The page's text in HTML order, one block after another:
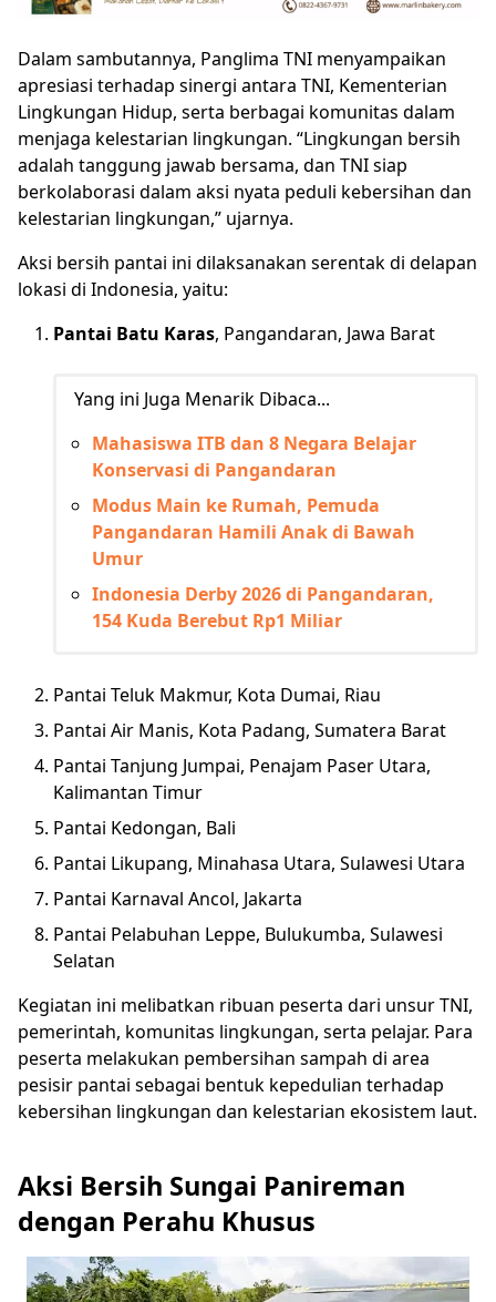
Dalam sambutannya, Panglima TNI menyampaikan
apresiasi terhadap sinergi antara TNI, Kementerian
Lingkungan Hidup, serta berbagai komunitas dalam
menjaga kelestarian lingkungan. “Lingkungan bersih
adalah tanggung jawab bersama, dan TNI siap
berkolaborasi dalam aksi nyata peduli kebersihan dan
kelestarian lingkungan,” ujarnya.
Aksi bersih pantai ini dilaksanakan serentak di delapan
lokasi di Indonesia, yaitu:
Pantai Batu Karas, Pangandaran, Jawa Barat
Yang ini Juga Menarik Dibaca...
Mahasiswa ITB dan 8 Negara Belajar
Konservasi di Pangandaran
Modus Main ke Rumah, Pemuda
Pangandaran Hamili Anak di Bawah
Umur
Indonesia Derby 2026 di Pangandaran,
154 Kuda Berebut Rp1 Miliar
Pantai Teluk Makmur, Kota Dumai, Riau
Pantai Air Manis, Kota Padang, Sumatera Barat
Pantai Tanjung Jumpai, Penajam Paser Utara,
Kalimantan Timur
Pantai Kedongan, Bali
Pantai Likupang, Minahasa Utara, Sulawesi Utara
Pantai Karnaval Ancol, Jakarta
Pantai Pelabuhan Leppe, Bulukumba, Sulawesi
Selatan
Kegiatan ini melibatkan ribuan peserta dari unsur TNI,
pemerintah, komunitas lingkungan, serta pelajar. Para
peserta melakukan pembersihan sampah di area
pesisir pantai sebagai bentuk kepedulian terhadap
kebersihan lingkungan dan kelestarian ekosistem laut.
Aksi Bersih Sungai Panireman
dengan Perahu Khusus